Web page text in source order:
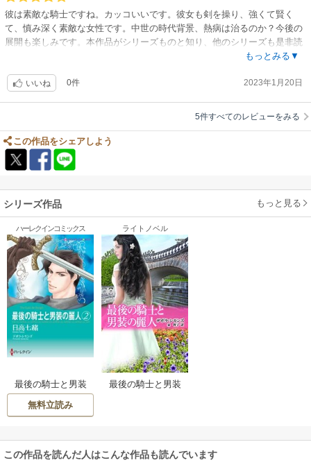
彼は素敵な騎士ですね。カッコいいです。彼女も剣を操り、強くて賢く
て、慎み深く素敵な女性です。中世の時代背景、熱病は治るのか？今後の
展開も楽しみです。本作品がシリーズものと知り、他のシリーズも是非読
もっとみる▼
いいね 0件 2023年1月20日
5件すべてのレビューをみる
この作品をシェアしよう
シリーズ作品 もっと見る
ハーレクインコミックス
最後の騎士と男装
の麗人(2)
無料立読み
ライトノベル
最後の騎士と男装
この作品を読んだ人はこんな作品も読んでいます